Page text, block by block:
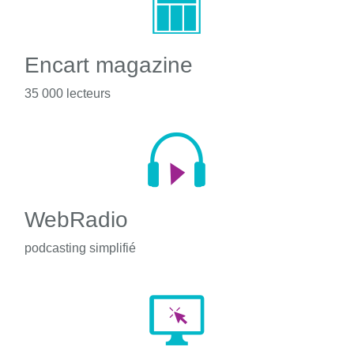
Encart magazine
35 000 lecteurs
WebRadio
podcasting simplifié